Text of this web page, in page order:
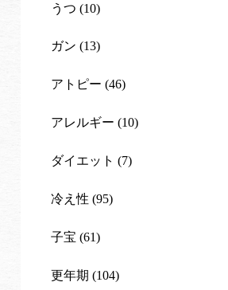
うつ (10)
ガン (13)
アトピー (46)
アレルギー (10)
ダイエット (7)
冷え性 (95)
子宝 (61)
更年期 (104)